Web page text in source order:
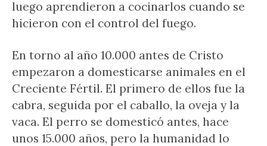
luego aprendieron a cocinarlos cuando se
hicieron con el control del fuego.
En torno al año 10.000 antes de Cristo
empezaron a domesticarse animales en el
Creciente Fértil. El primero de ellos fue la
cabra, seguida por el caballo, la oveja y la
vaca. El perro se domesticó antes, hace
unos 15.000 años, pero la humanidad lo